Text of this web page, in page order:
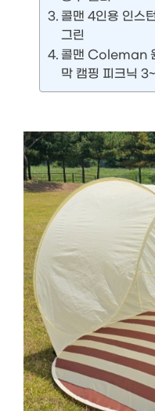
콜맨 4인용 인스
그린
콜맨 Coleman
막 캠핑 피크닉